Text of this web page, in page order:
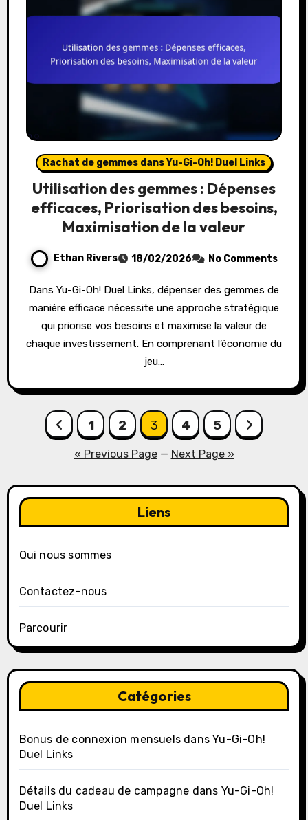
Rachat de gemmes dans Yu-Gi-Oh! Duel Links
Utilisation des gemmes : Dépenses
efficaces, Priorisation des besoins,
Maximisation de la valeur
Ethan Rivers 18/02/2026 No Comments
Dans Yu-Gi-Oh! Duel Links, dépenser des gemmes de
manière efficace nécessite une approche stratégique
qui priorise vos besoins et maximise la valeur de
chaque investissement. En comprenant l’économie du
jeu…
Posts
pagination
1 2 3 4 5
« Previous Page— Next Page »
Liens
Qui nous sommes
Contactez-nous
Parcourir
Catégories
Bonus de connexion mensuels dans Yu-Gi-Oh!
Duel Links
Détails du cadeau de campagne dans Yu-Gi-Oh!
Duel Links